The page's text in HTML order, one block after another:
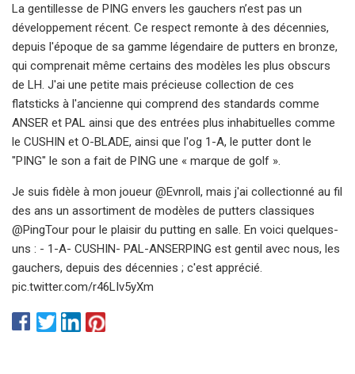
La gentillesse de PING envers les gauchers n’est pas un
développement récent. Ce respect remonte à des décennies,
depuis l'époque de sa gamme légendaire de putters en bronze,
qui comprenait même certains des modèles les plus obscurs
de LH. J'ai une petite mais précieuse collection de ces
flatsticks à l'ancienne qui comprend des standards comme
ANSER et PAL ainsi que des entrées plus inhabituelles comme
le CUSHIN et O-BLADE, ainsi que l'og 1-A, le putter dont le
"PING" le son a fait de PING une « marque de golf ».
Je suis fidèle à mon joueur @Evnroll, mais j'ai collectionné au fil
des ans un assortiment de modèles de putters classiques
@PingTour pour le plaisir du putting en salle. En voici quelques-
uns : - 1-A- CUSHIN- PAL-ANSERPING est gentil avec nous, les
gauchers, depuis des décennies ; c'est apprécié.
pic.twitter.com/r46LIv5yXm